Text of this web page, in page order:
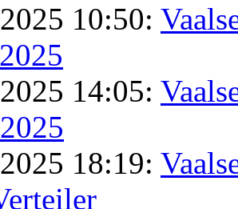
10:50:
14:05:
18:19: